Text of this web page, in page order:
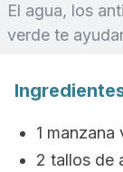
El agua, los
verde te
1 manzana
2 tallos de